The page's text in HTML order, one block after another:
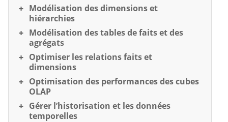
Modélisation des dimensions et
hiérarchies
Modélisation des tables de faits et des
agrégats
Optimiser les relations faits et
dimensions
Optimisation des performances des cubes
OLAP
Gérer l’historisation et les données
temporelles